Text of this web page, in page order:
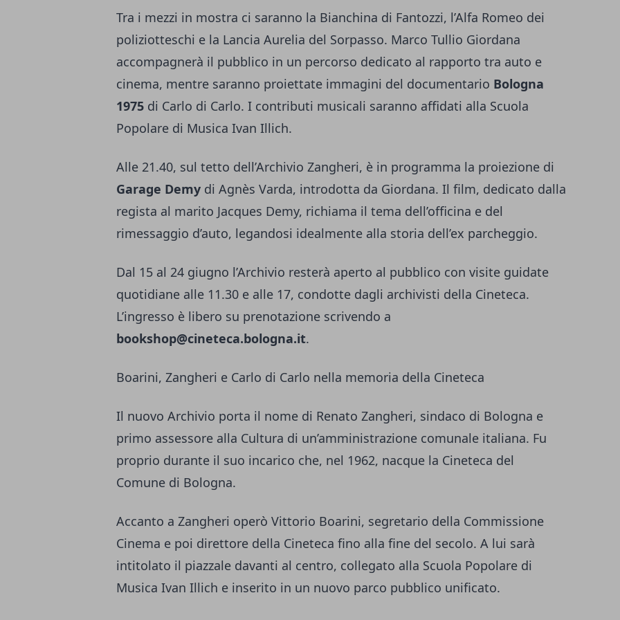
Tra i mezzi in mostra ci saranno la Bianchina di Fantozzi, l’Alfa Romeo dei
poliziotteschi e la Lancia Aurelia del Sorpasso. Marco Tullio Giordana
accompagnerà il pubblico in un percorso dedicato al rapporto tra auto e
cinema, mentre saranno proiettate immagini del documentario Bologna
1975 di Carlo di Carlo. I contributi musicali saranno affidati alla Scuola
Popolare di Musica Ivan Illich.
Alle 21.40, sul tetto dell’Archivio Zangheri, è in programma la proiezione di
Garage Demy di Agnès Varda, introdotta da Giordana. Il film, dedicato dalla
regista al marito Jacques Demy, richiama il tema dell’officina e del
rimessaggio d’auto, legandosi idealmente alla storia dell’ex parcheggio.
Dal 15 al 24 giugno l’Archivio resterà aperto al pubblico con visite guidate
quotidiane alle 11.30 e alle 17, condotte dagli archivisti della Cineteca.
L’ingresso è libero su prenotazione scrivendo a
bookshop@cineteca.bologna.it.
Boarini, Zangheri e Carlo di Carlo nella memoria della Cineteca
Il nuovo Archivio porta il nome di Renato Zangheri, sindaco di Bologna e
primo assessore alla Cultura di un’amministrazione comunale italiana. Fu
proprio durante il suo incarico che, nel 1962, nacque la Cineteca del
Comune di Bologna.
Accanto a Zangheri operò Vittorio Boarini, segretario della Commissione
Cinema e poi direttore della Cineteca fino alla fine del secolo. A lui sarà
intitolato il piazzale davanti al centro, collegato alla Scuola Popolare di
Musica Ivan Illich e inserito in un nuovo parco pubblico unificato.